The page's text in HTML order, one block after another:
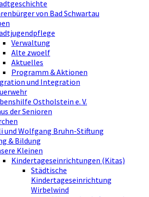
von Bad Schwartau
Verwaltung
Alte zwoelf
Aktuelles
Programm & Aktionen
und Integration
Ostholstein e. V.
der Senioren
und Wolfgang Bruhn-Stiftung
& Bildung
Kleinen
Kindertageseinrichtungen (Kitas)
Städtische
Kindertageseinrichtung
Wirbelwind